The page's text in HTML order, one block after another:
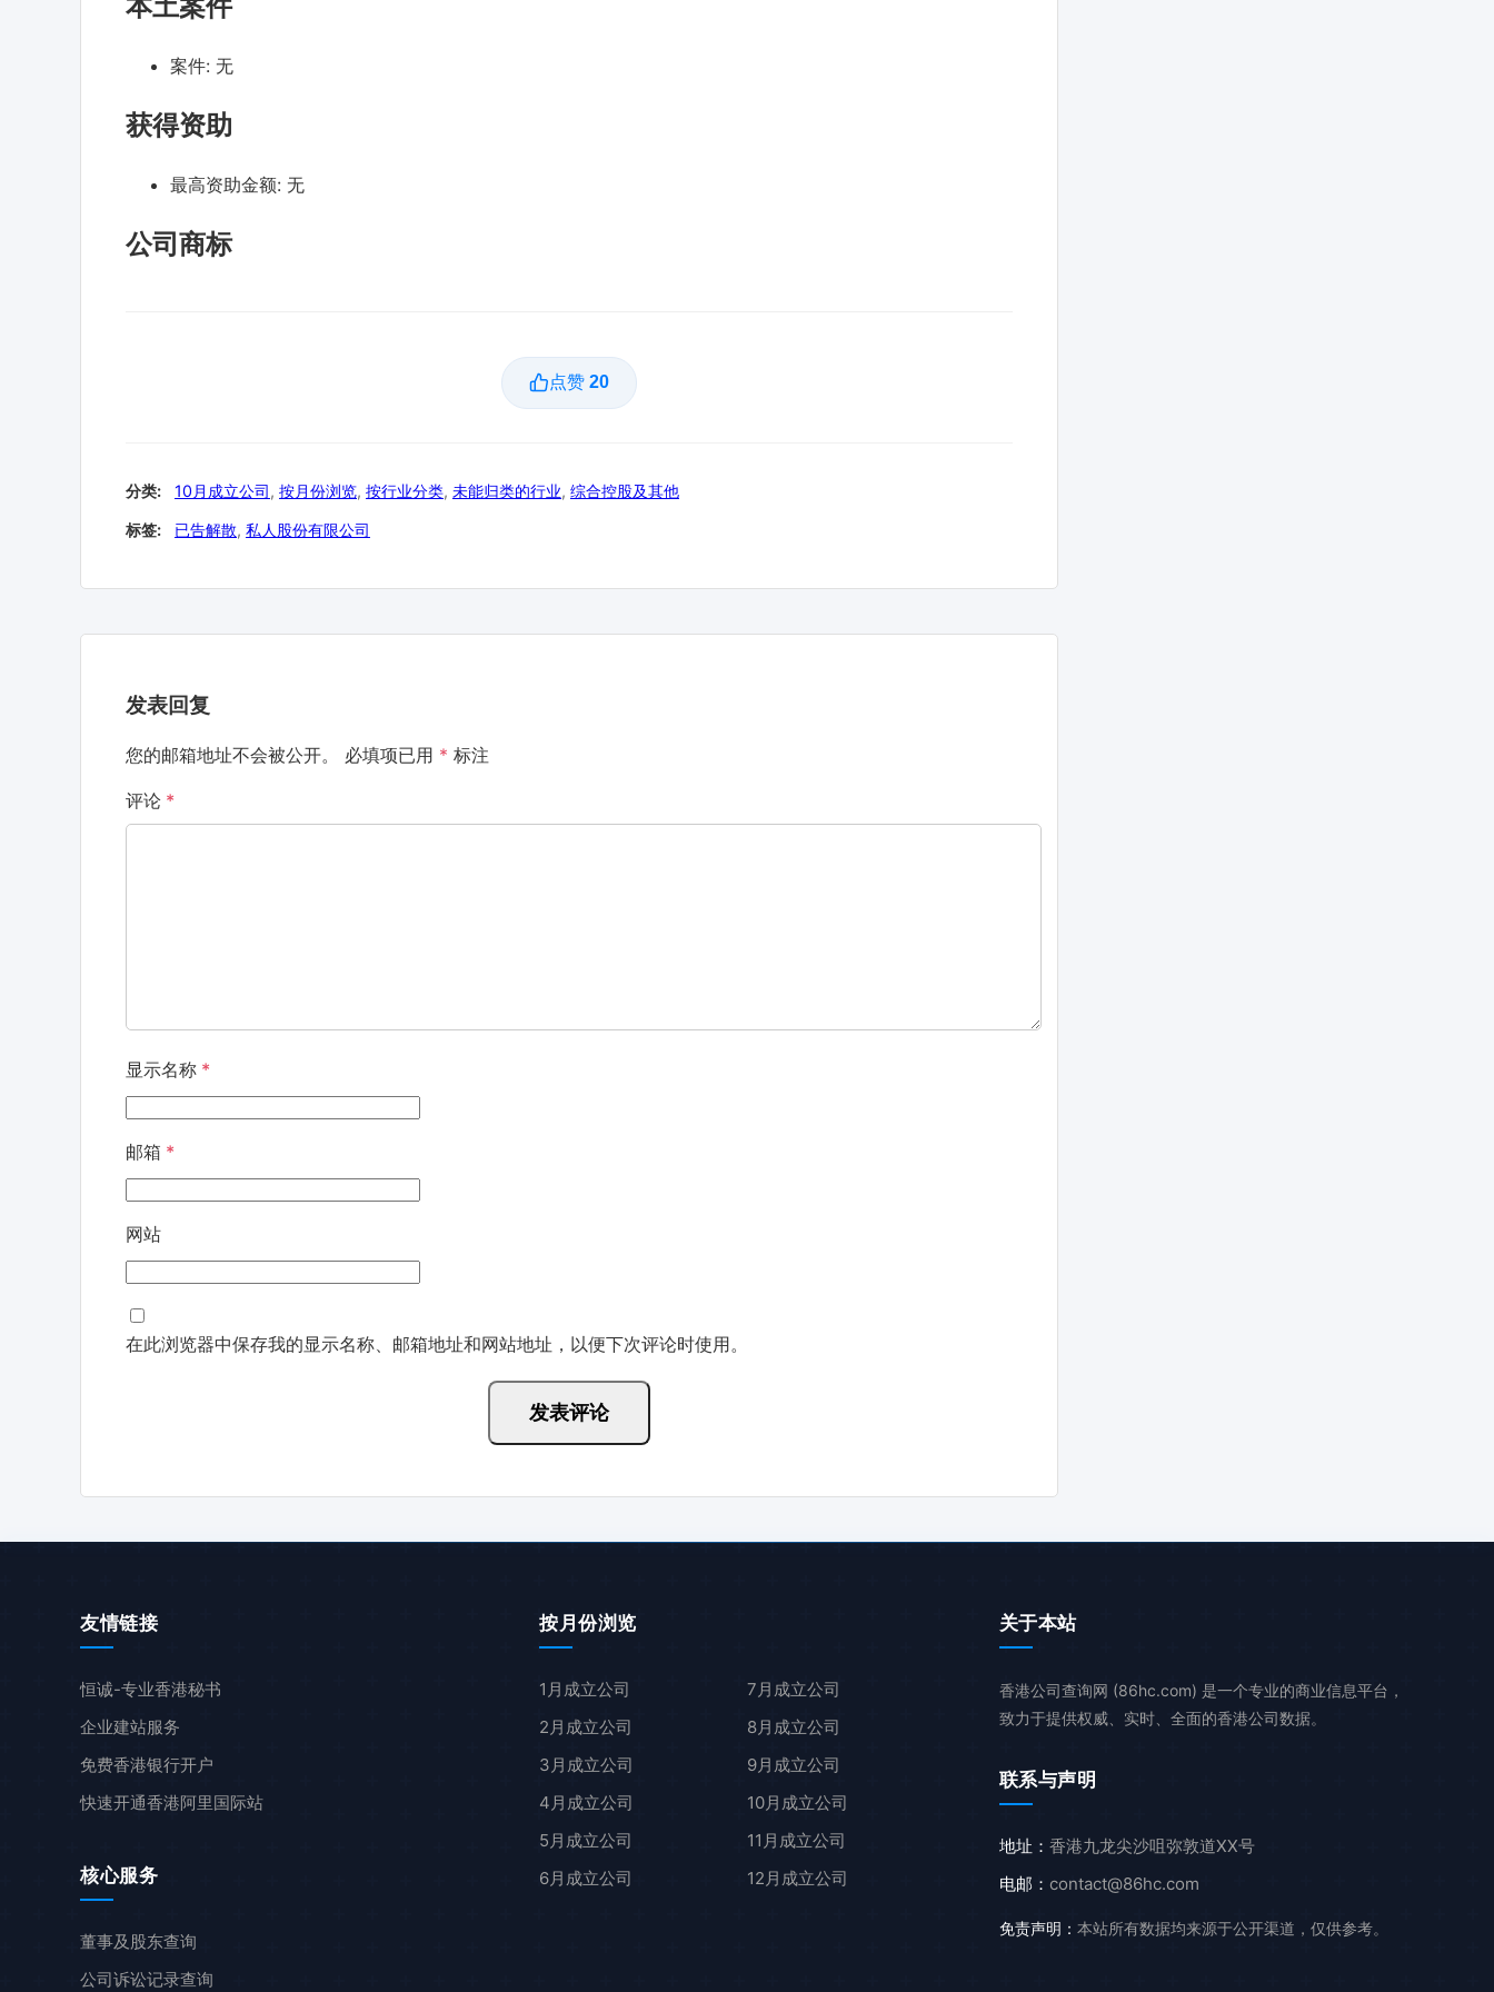
案件: 无
获得资助
最高资助金额: 无
公司商标
点赞 20
分类: 10月成立公司, 按月份浏览, 按行业分类, 未能归类的行业, 综合控股及其他
标签: 已告解散, 私人股份有限公司
发表回复
您的邮箱地址不会被公开。 必填项已用 * 标注
评论 *
显示名称 *
邮箱 *
网站
在此浏览器中保存我的显示名称、邮箱地址和网站地址，以便下次评论时使用。
友情链接
恒诚-专业香港秘书
企业建站服务
免费香港银行开户
快速开通香港阿里国际站
核心服务
董事及股东查询
公司诉讼记录查询
按月份浏览
1月成立公司
2月成立公司
3月成立公司
4月成立公司
5月成立公司
6月成立公司
7月成立公司
8月成立公司
9月成立公司
10月成立公司
11月成立公司
12月成立公司
关于本站
香港公司查询网 (86hc.com) 是一个专业的商业信息平台，
致力于提供权威、实时、全面的香港公司数据。
联系与声明
地址： 香港九龙尖沙咀弥敦道XX号
电邮： contact@86hc.com
免责声明： 本站所有数据均来源于公开渠道，仅供参考。